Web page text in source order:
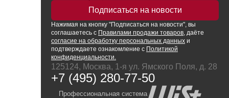
Подписаться на новости
Нажимая на кнопку "Подписаться на новости", вы
соглашаетесь с Правилами продажи товаров, даёте
согласие на обработку персональных данных и
подтверждаете ознакомление с Политикой
конфиденциальности.
125124, Москва, 1-я ул. Ямского Поля, д. 28
+7 (495) 280-77-50
Профессиональная система